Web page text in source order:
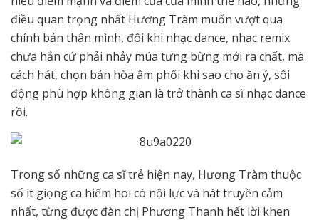
điều quan trọng nhất Hương Tràm muốn vượt qua
chính bản thân mình, đôi khi nhạc dance, nhạc remix
chưa hẳn cứ phải nhảy múa tưng bừng mới ra chất, mà
cách hát, chọn bản hòa âm phối khi sao cho ăn ý, sôi
động phù hợp không gian là trở thành ca sĩ nhạc dance
rồi.
Trong số những ca sĩ trẻ hiện nay, Hương Tràm thuộc
số ít giọng ca hiếm hoi có nội lực và hát truyền cảm
nhất, từng được đàn chị Phương Thanh hết lời khen